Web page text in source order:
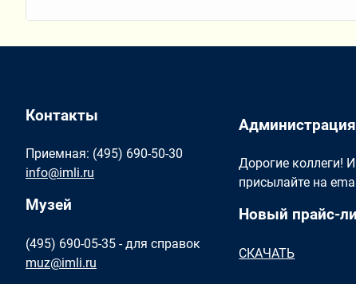
Контакты
Приемная: (495) 690-50-30
info@imli.ru
Музей
(495) 690-05-35 - для справок
muz@imli.ru
Дорогие коллеги!
присылайте на
Новый прайс-
СКАЧАТЬ